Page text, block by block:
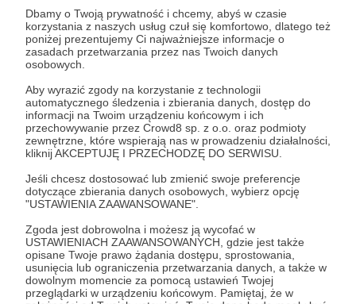
Dbamy o Twoją prywatność i chcemy, abyś w czasie
korzystania z naszych usług czuł się komfortowo, dlatego też
poniżej prezentujemy Ci najważniejsze informacje o
zasadach przetwarzania przez nas Twoich danych
osobowych.
Aby wyrazić zgody na korzystanie z technologii
automatycznego śledzenia i zbierania danych, dostęp do
informacji na Twoim urządzeniu końcowym i ich
przechowywanie przez Crowd8 sp. z o.o. oraz podmioty
zewnętrzne, które wspierają nas w prowadzeniu działalności,
kliknij AKCEPTUJĘ I PRZECHODZĘ DO SERWISU.
Jeśli chcesz dostosować lub zmienić swoje preferencje
dotyczące zbierania danych osobowych, wybierz opcję
"USTAWIENIA ZAAWANSOWANE".
Zgoda jest dobrowolna i możesz ją wycofać w
USTAWIENIACH ZAAWANSOWANYCH, gdzie jest także
opisane Twoje prawo żądania dostępu, sprostowania,
usunięcia lub ograniczenia przetwarzania danych, a także w
dowolnym momencie za pomocą ustawień Twojej
przeglądarki w urządzeniu końcowym. Pamiętaj, że w
100 zł
Pisanie tych opisów podczas tworzenia "profilu
autora", zanim wpłynie pierwsza złotówka, to
dziwne uczucie - uwierzyć, że takie mamy czasy,
TY, którzy popierają samozwańcze wsparcie
świata archeologii i muzyki i takich świrów jak my,
by żyło nam się mądrzej i milej. Zostań z nami na
choć trzy miechy i łap poprzednie atrakcje + co
wolisz: identyfikator z napisem "patron"? CD z
autografami danego zespołu? Koszulkę
festiwalową? Dedykacja któregoś z utworów